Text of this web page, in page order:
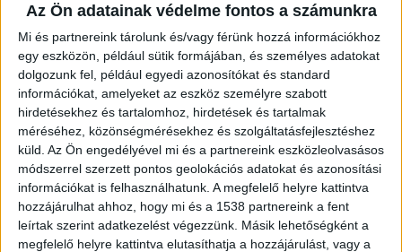
Az Ön adatainak védelme fontos a számunkra
Mi és partnereink tárolunk és/vagy férünk hozzá információkhoz
egy eszközön, például sütik formájában, és személyes adatokat
dolgozunk fel, például egyedi azonosítókat és standard
információkat, amelyeket az eszköz személyre szabott
hirdetésekhez és tartalomhoz, hirdetések és tartalmak
méréséhez, közönségmérésekhez és szolgáltatásfejlesztéshez
küld. Az Ön engedélyével mi és a partnereink eszközleolvasásos
módszerrel szerzett pontos geolokációs adatokat és azonosítási
információkat is felhasználhatunk. A megfelelő helyre kattintva
hozzájárulhat ahhoz, hogy mi és a 1538 partnereink a fent
leírtak szerint adatkezelést végezzünk. Másik lehetőségként a
megfelelő helyre kattintva elutasíthatja a hozzájárulást, vagy a
Kilencmillió alatt indul a legolcsóbb elektromos
Volkswagen